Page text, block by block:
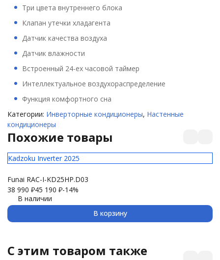
Три цвета внутреннего блока
Клапан утечки хладагента
Датчик качества воздуха
Датчик влажности
Встроенный 24-ех часовой таймер
Интеллектуальное воздухораспределение
Функция комфортного сна
Категории: Инверторные кондиционеры, Настенные
кондиционеры
Похожие товары
Kadzoku Inverter 2025
Funai RAC-I-KD25HP.D03
38 990 ₽45 190 ₽-14%
В наличии
В корзину
C этим товаром также